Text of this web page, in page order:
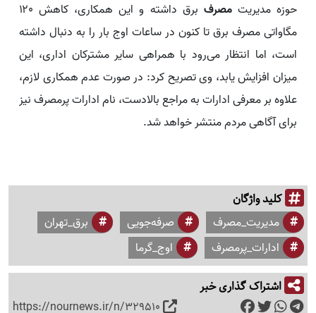
حوزه مدیریتمصرف
برق داشته و این همکاری، کاهش ۱۲۰
مگاواتی مصرف برق تا کنون در ساعات اوج بار را به دنبال داشته
است، اما انتظار می‌رود با همراهی سایر مشترکان اداری، این
میزان افزایش یابد، وی تصریح کرد: در صورت عدم همکاری لازم،
علاوه بر معرفی ادارات به مراجع بالادست، نام ادارات پرمصرف نیز
برای آگاهی مردم منتشر خواهد شد.
کلید واژگان
مدیریت_مصرف صرفه‌جویی
برق_تهران
ادارات_پرمصرف
اوج_گرما
اشتراک گذاری خبر
https://nournews.ir/n/329510